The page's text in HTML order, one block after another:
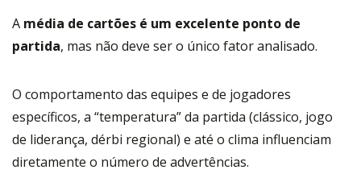
A média de cartões é um excelente ponto de
partida, mas não deve ser o único fator analisado.
O comportamento das equipes e de jogadores
específicos, a “temperatura” da partida (clássico, jogo
de liderança, dérbi regional) e até o clima influenciam
diretamente o número de advertências.